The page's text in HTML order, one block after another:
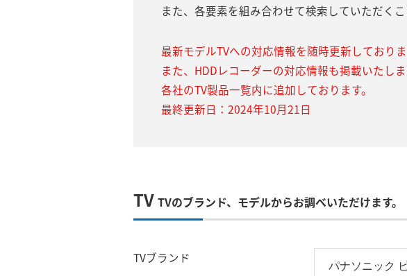
また、各要素を組み合わせて検索していただく
最新モデルTVへの対応情報を随時更新しておりま
また、HDDレコーダーの対応情報も掲載いたしま
各社のTV製品一覧内に追加しております。
最終更新日：2024年10月21日
TV TVのブランド、モデルからお調べいただけます。
TVブランド